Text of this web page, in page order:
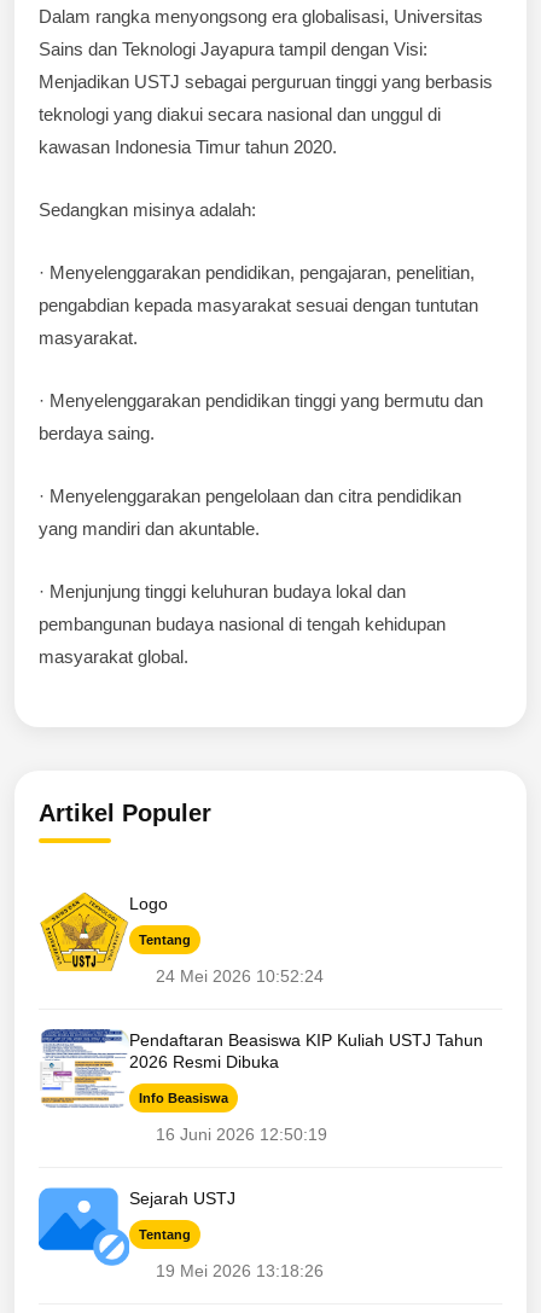
Dalam rangka menyongsong era globalisasi, Universitas
Sains dan Teknologi Jayapura tampil dengan Visi:
Menjadikan USTJ sebagai perguruan tinggi yang berbasis
teknologi yang diakui secara nasional dan unggul di
kawasan Indonesia Timur tahun 2020.
Sedangkan misinya adalah:
· Menyelenggarakan pendidikan, pengajaran, penelitian,
pengabdian kepada masyarakat sesuai dengan tuntutan
masyarakat.
· Menyelenggarakan pendidikan tinggi yang bermutu dan
berdaya saing.
· Menyelenggarakan pengelolaan dan citra pendidikan
yang mandiri dan akuntable.
· Menjunjung tinggi keluhuran budaya lokal dan
pembangunan budaya nasional di tengah kehidupan
masyarakat global.
Artikel Populer
Logo
Tentang
24 Mei 2026 10:52:24
Pendaftaran Beasiswa KIP Kuliah USTJ Tahun
2026 Resmi Dibuka
Info Beasiswa
16 Juni 2026 12:50:19
Sejarah USTJ
Tentang
19 Mei 2026 13:18:26